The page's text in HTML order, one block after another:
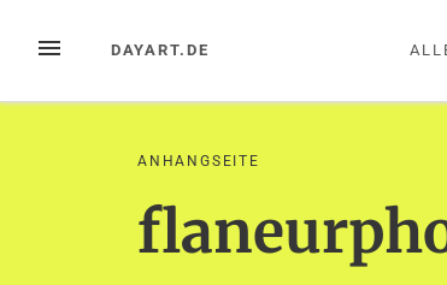
InhaltMENÜ DAYART.DE
ANHANGSEITE